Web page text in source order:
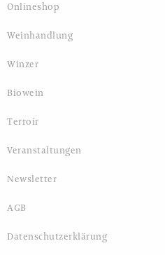
Onlineshop
Weinhandlung
Winzer
Biowein
Terroir
Veranstaltungen
Newsletter
AGB
Datenschutzerklärung